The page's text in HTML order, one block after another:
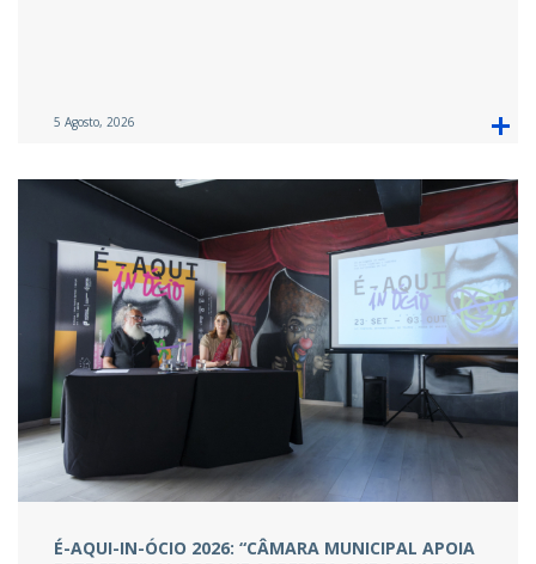
5 Agosto, 2026
É-AQUI-IN-ÓCIO 2026: “CÂMARA MUNICIPAL APOIA